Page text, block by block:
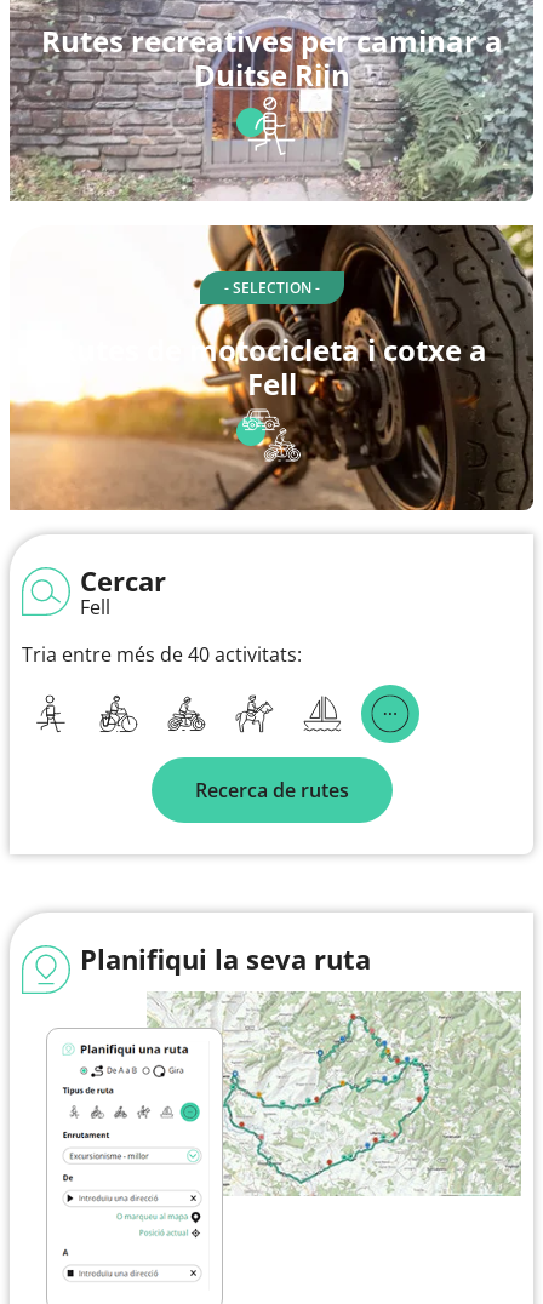
Rutes recreatives per caminar a
Duitse Rijn
- SELECTION -
Rutes de motocicleta i cotxe a
Fell
Cercar
Fell
Tria entre més de 40 activitats:
Recerca de rutes
Planifiqui la seva ruta